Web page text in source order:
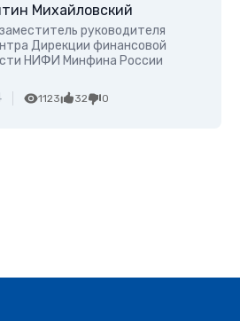
Михайловский
руководителя
Дирекции финансовой
НИФИ Минфина России
1123 32 0